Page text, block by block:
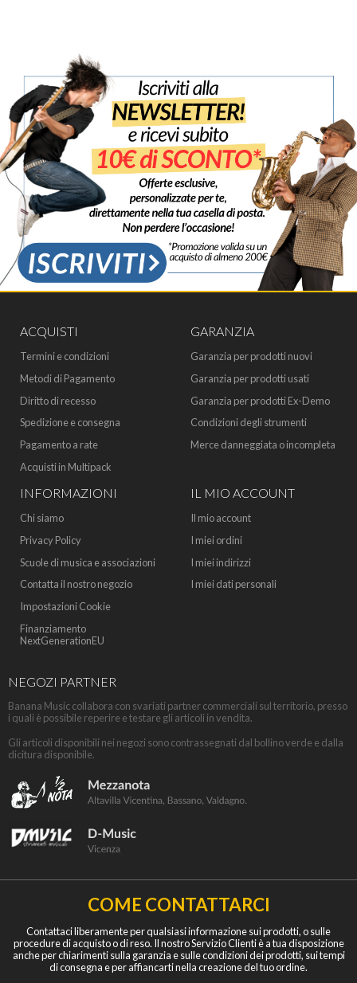
ACQUISTI
Termini e condizioni
Metodi di Pagamento
Diritto di recesso
Spedizione e consegna
Pagamento a rate
Acquisti in Multipack
GARANZIA
Garanzia per prodotti nuovi
Garanzia per prodotti usati
Garanzia per prodotti Ex-Demo
Condizioni degli strumenti
Merce danneggiata o incompleta
INFORMAZIONI
Chi siamo
Privacy Policy
Scuole di musica e associazioni
Contatta il nostro negozio
Impostazioni Cookie
Finanziamento
NextGenerationEU
IL MIO ACCOUNT
Il mio account
I miei ordini
I miei indirizzi
I miei dati personali
NEGOZI PARTNER
Banana Music collabora con svariati partner commerciali sul territorio, presso
i quali è possibile reperire e testare gli articoli in vendita.
Gli articoli disponibili nei negozi sono contrassegnati dal bollino verde e dalla
dicitura disponibile.
COME CONTATTARCI
Contattaci liberamente per qualsiasi informazione sui prodotti, o sulle
procedure di acquisto o di reso. Il nostro Servizio Clienti è a tua disposizione
anche per chiarimenti sulla garanzia e sulle condizioni dei prodotti, sui tempi
di consegna e per affiancarti nella creazione del tuo ordine.